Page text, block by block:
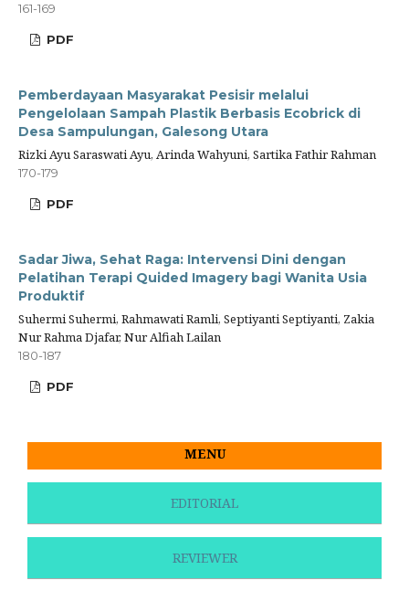
161-169
PDF
Pemberdayaan Masyarakat Pesisir melalui
Pengelolaan Sampah Plastik Berbasis Ecobrick di
Desa Sampulungan, Galesong Utara
Rizki Ayu Saraswati Ayu, Arinda Wahyuni, Sartika Fathir Rahman
170-179
PDF
Sadar Jiwa, Sehat Raga: Intervensi Dini dengan
Pelatihan Terapi Quided Imagery bagi Wanita Usia
Produktif
Suhermi Suhermi, Rahmawati Ramli, Septiyanti Septiyanti, Zakia
Nur Rahma Djafar, Nur Alfiah Lailan
180-187
PDF
MENU
EDITORIAL
REVIEWER